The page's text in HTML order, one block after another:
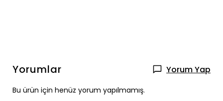
Yorumlar Yorum Yap
Bu ürün için henüz yorum yapılmamış.